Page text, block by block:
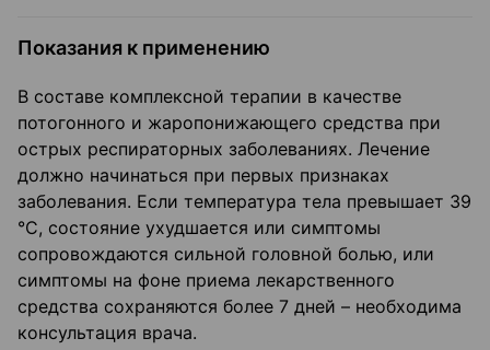
Показания к применению
В составе комплексной терапии в качестве
потогонного и жаропонижающего средства при
острых респираторных заболеваниях. Лечение
должно начинаться при первых признаках
заболевания. Если температура тела превышает 39
°C, состояние ухудшается или симптомы
сопровождаются сильной головной болью, или
симптомы на фоне приема лекарственного
средства сохраняются более 7 дней – необходима
консультация врача.